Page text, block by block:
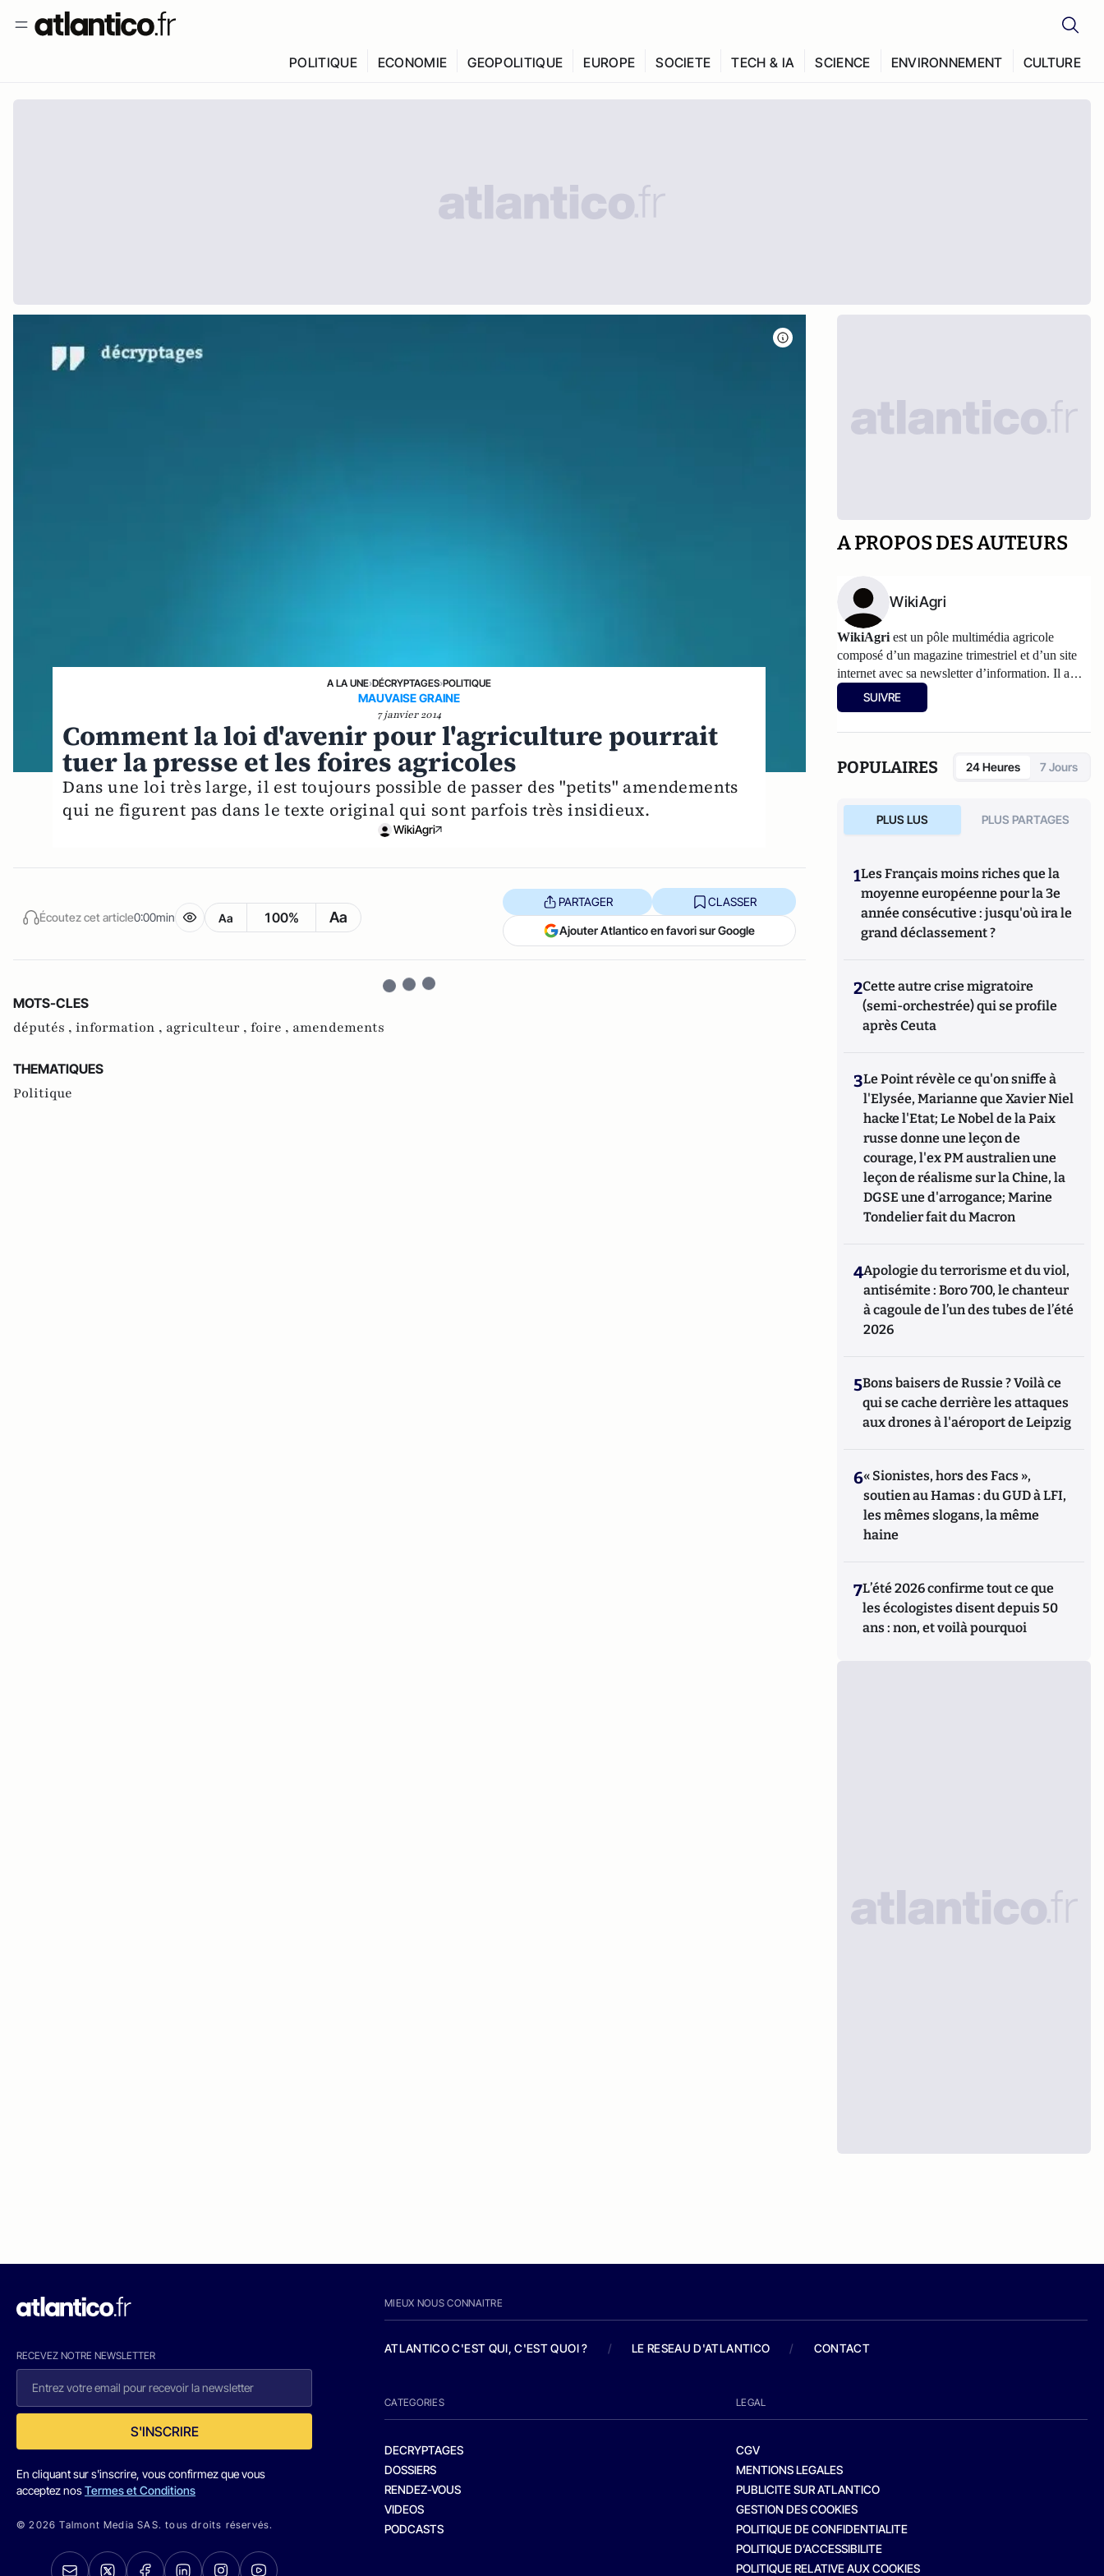
POLITIQUE ECONOMIE GEOPOLITIQUE EUROPE SOCIETE TECH & IA SCIENCE ENVIRONNEMENT CULTURE
A LA UNE›DÉCRYPTAGES›POLITIQUE
MAUVAISE GRAINE
7 janvier 2014
Comment la loi d'avenir pour l'agriculture pourrait
tuer la presse et les foires agricoles
Dans une loi très large, il est toujours possible de passer des "petits" amendements
qui ne figurent pas dans le texte original qui sont parfois très insidieux.
WikiAgri
Écoutez cet article0:00min Aa 100% Aa
PARTAGER CLASSER
Ajouter Atlantico en favori sur Google
MOTS-CLES
députés , information , agriculteur , foire , amendements
THEMATIQUES
Politique
A PROPOS DES AUTEURS
WikiAgri
WikiAgri est un pôle multimédia agricole
composé d’un magazine trimestriel et d’unsite
internet avec sa newsletter d’information. Il a
pour philosophie de partager, avec les
agriculteurs, les informations et les réflexions sur
informations plus spécialisées figurent sur
SUIVRE
POPULAIRES 24 Heures 7 Jours
PLUS LUS PLUS PARTAGES
1Les Français moins riches que la
moyenne européenne pour la 3e
année consécutive : jusqu'où ira le
grand déclassement ?
2Cette autre crise migratoire
(semi-orchestrée) qui se profile
après Ceuta
3Le Point révèle ce qu'on sniffe à
l'Elysée, Marianne que Xavier Niel
hacke l'Etat; Le Nobel de la Paix
russe donne une leçon de
courage, l'ex PM australien une
leçon de réalisme sur la Chine, la
DGSE une d'arrogance; Marine
Tondelier fait du Macron
4Apologie du terrorisme et du viol,
antisémite : Boro 700, le chanteur
à cagoule de l’un des tubes de l’été
2026
5Bons baisers de Russie ? Voilà ce
qui se cache derrière les attaques
aux drones à l'aéroport de Leipzig
6« Sionistes, hors des Facs »,
soutien au Hamas : du GUD à LFI,
les mêmes slogans, la même
haine
7L’été 2026 confirme tout ce que
les écologistes disent depuis 50
ans : non, et voilà pourquoi
RECEVEZ NOTRE NEWSLETTER
S'INSCRIRE
En cliquant sur s'inscrire, vous confirmez que vous
acceptez nosTermes et Conditions
© 2026 Talmont Media SAS. tous droits réservés.
MIEUX NOUS CONNAITRE
ATLANTICO C'EST QUI, C'EST QUOI ? / LE RESEAU D'ATLANTICO / CONTACT
CATEGORIES
DECRYPTAGES
DOSSIERS
RENDEZ-VOUS
VIDEOS
PODCASTS
LEGAL
CGV
MENTIONS LEGALES
PUBLICITE SUR ATLANTICO
GESTION DES COOKIES
POLITIQUE DE CONFIDENTIALITE
POLITIQUE D’ACCESSIBILITE
POLITIQUE RELATIVE AUX COOKIES